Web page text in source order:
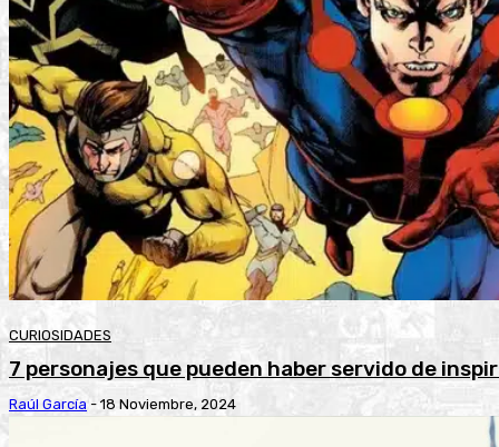
CURIOSIDADES
7 personajes que pueden haber servido de
Raúl García - 18 Noviembre, 2024